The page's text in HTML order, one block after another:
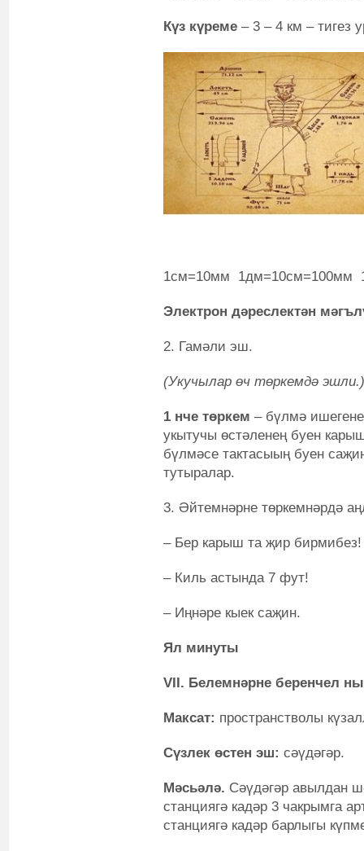
Күз күреме – 3 – 4 км – тигез
1см=10мм 1дм=10см=100мм
Электрон дәреслектән
2. Гамәли эш.
(Укучылар өч төркемдә эшли.)
1 нче төркем – бүлмә
укытучы өстәленең буен
бүлмәсе тактасыың буен
тутыралар.
3. Әйтемнәрне төркемнәрдә
– Бер карыш та җир бирмибез!
– Киль астында 7 фут!
– Иңнәре кыек саҗин.
Ял минуты
VII. Белемнәрне беренчел
Максат: пространстволы
Сүзлек өстен эш: сәүдәгәр.
Мәсьәлә. Сәүдәгәр авылдан
станциягә кадәр 3 чакрымга
станциягә кадәр барлыгы